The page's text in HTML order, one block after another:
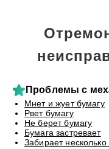
Проблемы с
Мнет и жует бумагу
Рвет бумагу
Не берет бумагу
Бумага застревает
Забирает несколько